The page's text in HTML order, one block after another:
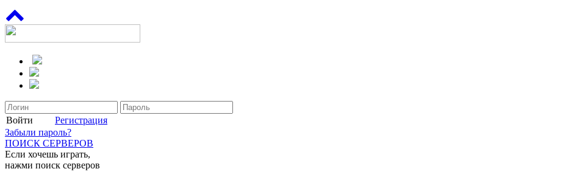
Войти
Регистрация
Забыли пароль?
ПОИСК СЕРВЕРОВ
Если хочешь играть,
нажми поиск серверов